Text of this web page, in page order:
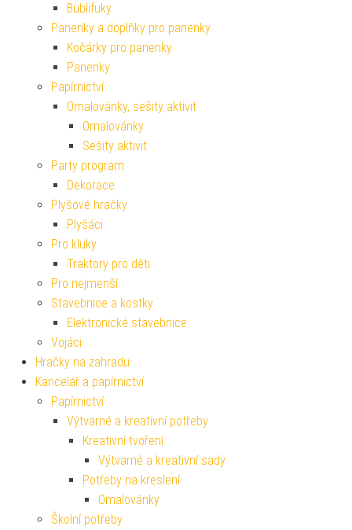
Bublifuky
Panenky a doplňky pro panenky
Kočárky pro panenky
Panenky
Papírnictví
Omalovánky, sešity aktivit
Omalovánky
Sešity aktivit
Party program
Dekorace
Plyšové hračky
Plyšáci
Pro kluky
Traktory pro děti
Pro nejmenší
Stavebnice a kostky
Elektronické stavebnice
Vojáci
Hračky na zahradu
Kancelář a papírnictví
Papírnictví
Výtvarné a kreativní potřeby
Kreativní tvoření
Výtvarné a kreativní sady
Potřeby na kreslení
Omalovánky
Školní potřeby